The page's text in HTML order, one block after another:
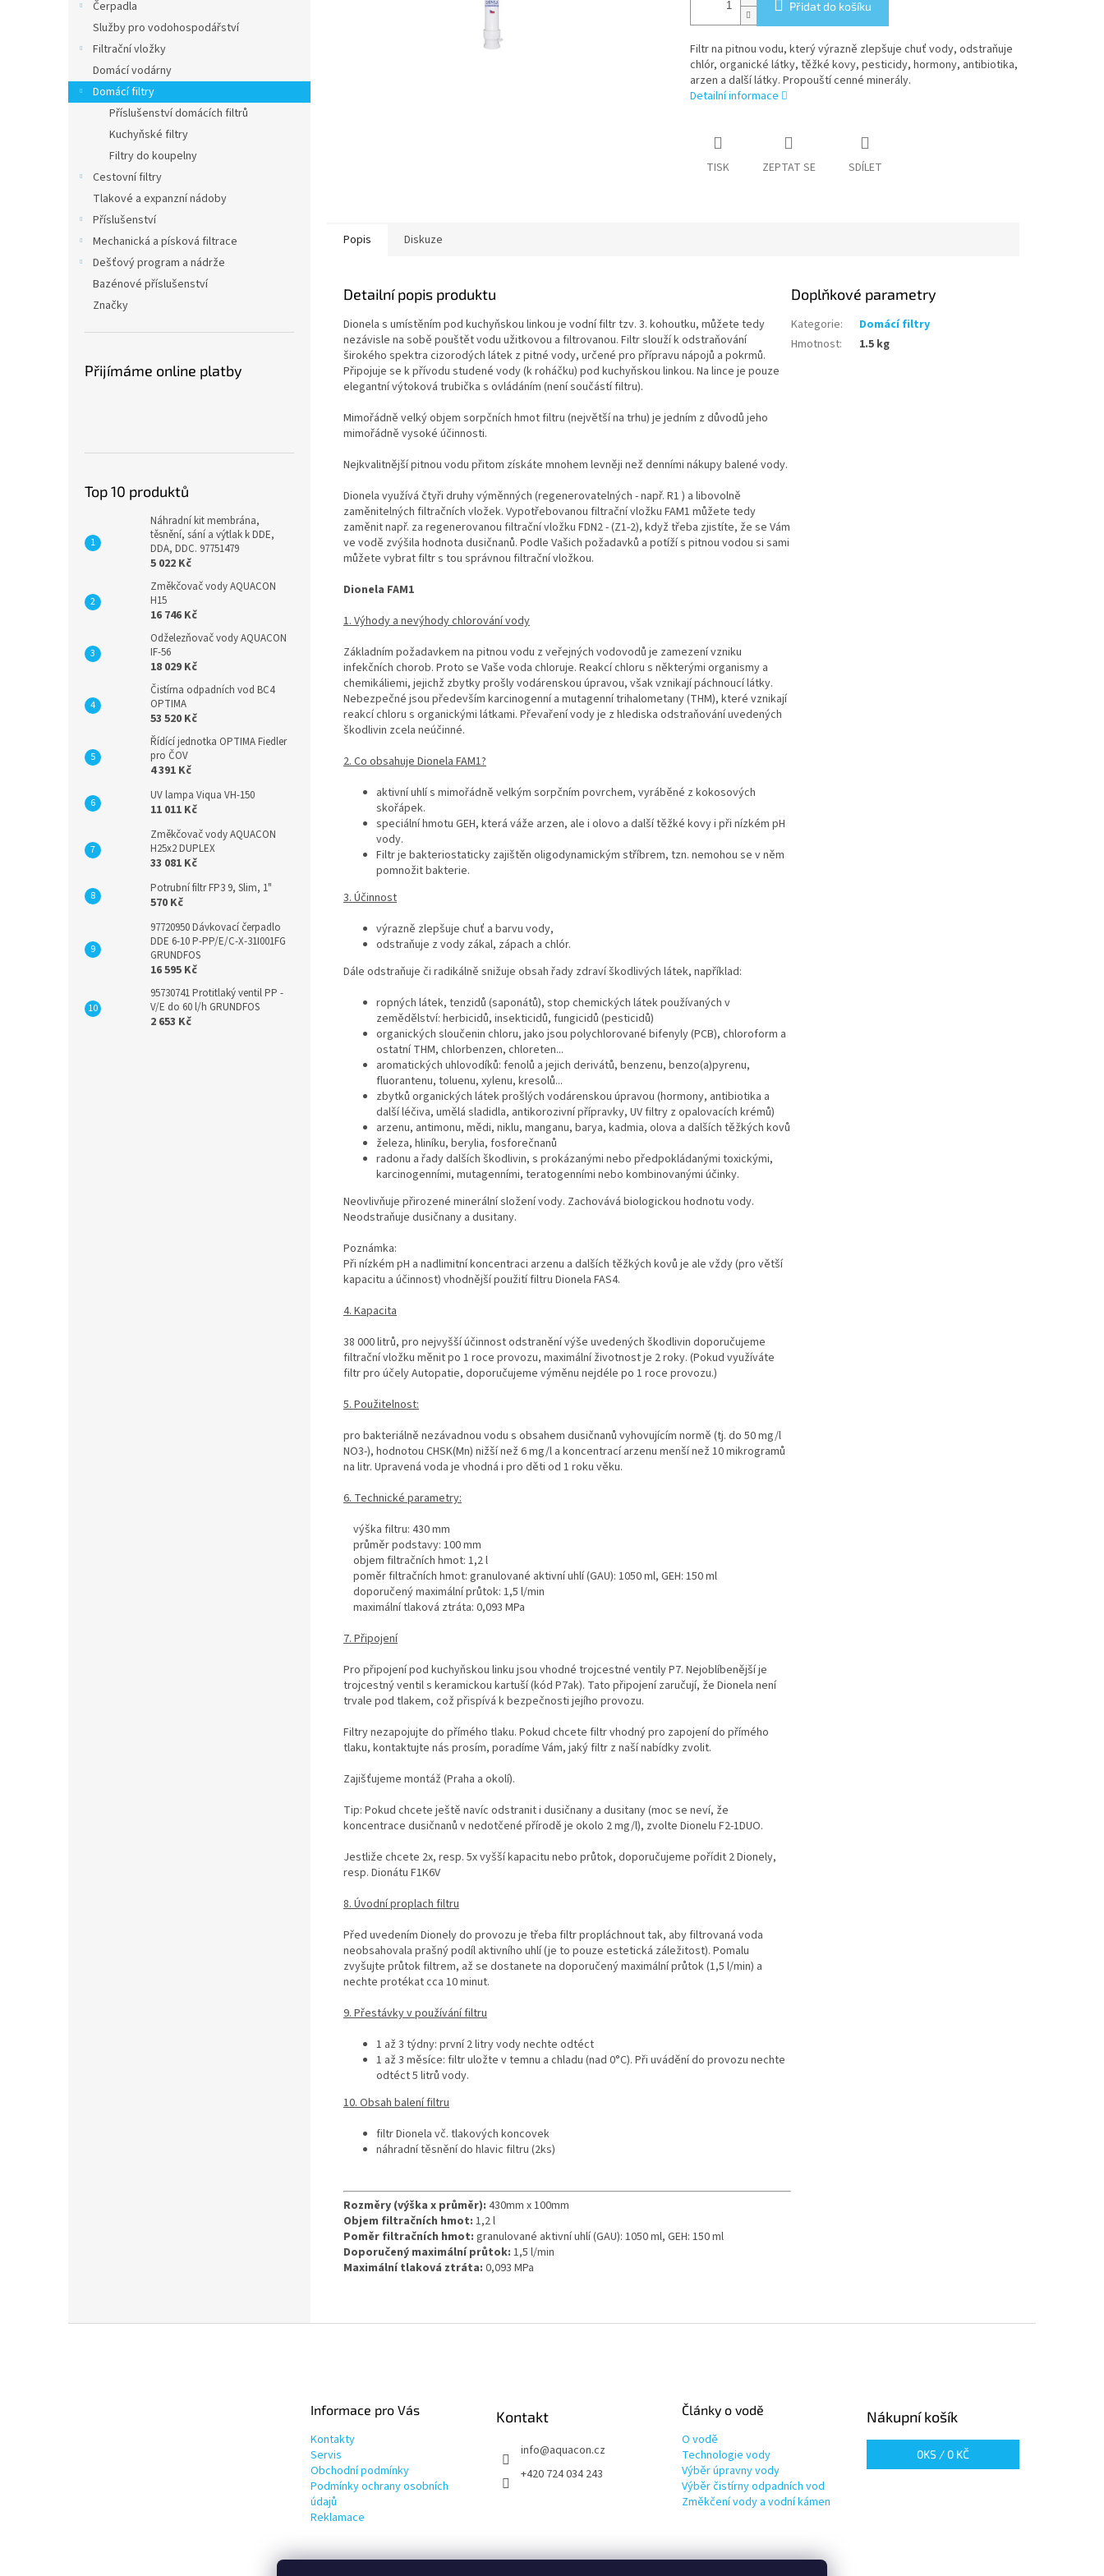
Čerpadla
Služby pro vodohospodářství
Filtrační vložky
Domácí vodárny
Domácí filtry
Příslušenství domácích filtrů
Kuchyňské filtry
Filtry do koupelny
Cestovní filtry
Tlakové a expanzní nádoby
Příslušenství
Mechanická a písková filtrace
Dešťový program a nádrže
Bazénové příslušenství
Značky
Přijímáme online platby
Top 10 produktů
Náhradní kit membrána,
těsnění, sání a výtlak k DDE,
DDA, DDC. 97751479
5 022 Kč
Změkčovač vody AQUACON
H15
16 746 Kč
Odželezňovač vody AQUACON
IF-56
18 029 Kč
Čistírna odpadních vod BC4
OPTIMA
53 520 Kč
Řídící jednotka OPTIMA Fiedler
pro ČOV
4 391 Kč
UV lampa Viqua VH-150
11 011 Kč
Změkčovač vody AQUACON
H25x2 DUPLEX
33 081 Kč
Potrubní filtr FP3 9, Slim, 1"
570 Kč
97720950 Dávkovací čerpadlo
DDE 6-10 P-PP/E/C-X-31I001FG
GRUNDFOS
16 595 Kč
95730741 Protitlaký ventil PP -
V/E do 60 l/h GRUNDFOS
2 653 Kč
Přidat do košíku
Filtr na pitnou vodu, který výrazně zlepšuje chuť vody, odstraňuje
chlór, organické látky, těžké kovy, pesticidy, hormony, antibiotika,
arzen a další látky. Propouští cenné minerály.
Detailní informace
TISK ZEPTAT SE SDÍLET
Popis Diskuze
Detailní popis produktu
Dionela s umístěním pod kuchyňskou linkou je vodní filtr tzv. 3. kohoutku, můžete tedy
nezávisle na sobě pouštět vodu užitkovou a filtrovanou. Filtr slouží k odstraňování
širokého spektra cizorodých látek z pitné vody, určené pro přípravu nápojů a pokrmů.
Připojuje se k přívodu studené vody (k roháčku) pod kuchyňskou linkou. Na lince je pouze
elegantní výtoková trubička s ovládáním (není součástí filtru).
Mimořádně velký objem sorpčních hmot filtru (největší na trhu) je jedním z důvodů jeho
mimořádně vysoké účinnosti.
Nejkvalitnější pitnou vodu přitom získáte mnohem levněji než denními nákupy balené vody.
Dionela využívá čtyři druhy výměnných (regenerovatelných - např. R1 ) a libovolně
zaměnitelných filtračních vložek. Vypotřebovanou filtrační vložku FAM1 můžete tedy
zaměnit např. za regenerovanou filtrační vložku FDN2 - (Z1-2), když třeba zjistíte, že se Vám
ve vodě zvýšila hodnota dusičnanů. Podle Vašich požadavků a potíží s pitnou vodou si sami
můžete vybrat filtr s tou správnou filtrační vložkou.
Dionela FAM1
1. Výhody a nevýhody chlorování vody
Základním požadavkem na pitnou vodu z veřejných vodovodů je zamezení vzniku
infekčních chorob. Proto se Vaše voda chloruje. Reakcí chloru s některými organismy a
chemikáliemi, jejichž zbytky prošly vodárenskou úpravou, však vznikají páchnoucí látky.
Nebezpečné jsou především karcinogenní a mutagenní trihalometany (THM), které vznikají
reakcí chloru s organickými látkami. Převaření vody je z hlediska odstraňování uvedených
škodlivin zcela neúčinné.
2. Co obsahuje Dionela FAM1?
aktivní uhlí s mimořádně velkým sorpčním povrchem, vyráběné z kokosových
skořápek.
speciální hmotu GEH, která váže arzen, ale i olovo a další těžké kovy i při nízkém pH
vody.
Filtr je bakteriostaticky zajištěn oligodynamickým stříbrem, tzn. nemohou se v něm
pomnožit bakterie.
3. Účinnost
výrazně zlepšuje chuť a barvu vody,
odstraňuje z vody zákal, zápach a chlór.
Dále odstraňuje či radikálně snižuje obsah řady zdraví škodlivých látek, například:
ropných látek, tenzidů (saponátů), stop chemických látek používaných v
zemědělství: herbicidů, insekticidů, fungicidů (pesticidů)
organických sloučenin chloru, jako jsou polychlorované bifenyly (PCB), chloroform a
ostatní THM, chlorbenzen, chloreten...
aromatických uhlovodíků: fenolů a jejich derivátů, benzenu, benzo(a)pyrenu,
fluorantenu, toluenu, xylenu, kresolů...
zbytků organických látek prošlých vodárenskou úpravou (hormony, antibiotika a
další léčiva, umělá sladidla, antikorozivní přípravky, UV filtry z opalovacích krémů)
arzenu, antimonu, mědi, niklu, manganu, barya, kadmia, olova a dalších těžkých kovů
železa, hliníku, berylia, fosforečnanů
radonu a řady dalších škodlivin, s prokázanými nebo předpokládanými toxickými,
karcinogenními, mutagenními, teratogenními nebo kombinovanými účinky.
Neovlivňuje přirozené minerální složení vody. Zachovává biologickou hodnotu vody.
Neodstraňuje dusičnany a dusitany.
Poznámka:
Při nízkém pH a nadlimitní koncentraci arzenu a dalších těžkých kovů je ale vždy (pro větší
kapacitu a účinnost) vhodnější použití filtru Dionela FAS4.
4. Kapacita
38 000 litrů, pro nejvyšší účinnost odstranění výše uvedených škodlivin doporučujeme
filtrační vložku měnit po 1 roce provozu, maximální životnost je 2 roky. (Pokud využíváte
filtr pro účely Autopatie, doporučujeme výměnu nejdéle po 1 roce provozu.)
5. Použitelnost:
pro bakteriálně nezávadnou vodu s obsahem dusičnanů vyhovujícím normě (tj. do 50 mg/l
NO3-), hodnotou CHSK(Mn) nižší než 6 mg/l a koncentrací arzenu menší než 10 mikrogramů
na litr. Upravená voda je vhodná i pro děti od 1 roku věku.
6. Technické parametry:
výška filtru: 430 mm
průměr podstavy: 100 mm
objem filtračních hmot: 1,2 l
poměr filtračních hmot: granulované aktivní uhlí (GAU): 1050 ml, GEH: 150 ml
doporučený maximální průtok: 1,5 l/min
maximální tlaková ztráta: 0,093 MPa
7. Připojení
Pro připojení pod kuchyňskou linku jsou vhodné trojcestné ventily P7. Nejoblíbenější je
trojcestný ventil s keramickou kartuší (kód P7ak). Tato připojení zaručují, že Dionela není
trvale pod tlakem, což přispívá k bezpečnosti jejího provozu.
Filtry nezapojujte do přímého tlaku. Pokud chcete filtr vhodný pro zapojení do přímého
tlaku, kontaktujte nás prosím, poradíme Vám, jaký filtr z naší nabídky zvolit.
Zajišťujeme montáž (Praha a okolí).
Tip: Pokud chcete ještě navíc odstranit i dusičnany a dusitany (moc se neví, že
koncentrace dusičnanů v nedotčené přírodě je okolo 2 mg/l), zvolte Dionelu F2-1DUO.
Jestliže chcete 2x, resp. 5x vyšší kapacitu nebo průtok, doporučujeme pořídit 2 Dionely,
resp. Dionátu F1K6V
8. Úvodní proplach filtru
Před uvedením Dionely do provozu je třeba filtr propláchnout tak, aby filtrovaná voda
neobsahovala prašný podíl aktivního uhlí (je to pouze estetická záležitost). Pomalu
zvyšujte průtok filtrem, až se dostanete na doporučený maximální průtok (1,5 l/min) a
nechte protékat cca 10 minut.
9. Přestávky v používání filtru
1 až 3 týdny: první 2 litry vody nechte odtéct
1 až 3 měsíce: filtr uložte v temnu a chladu (nad 0°C). Při uvádění do provozu nechte
odtéct 5 litrů vody.
10. Obsah balení filtru
filtr Dionela vč. tlakových koncovek
náhradní těsnění do hlavic filtru (2ks)
Rozměry (výška x průměr): 430mm x 100mm
Objem filtračních hmot: 1,2 l
Poměr filtračních hmot: granulované aktivní uhlí (GAU): 1050 ml, GEH: 150 ml
Doporučený maximální průtok: 1,5 l/min
Maximální tlaková ztráta: 0,093 MPa
Doplňkové parametry
Kategorie:
Domácí filtry
Hmotnost: 1.5 kg
Informace pro Vás
Kontakty
Servis
Obchodní podmínky
Podmínky ochrany osobních
údajů
Reklamace
Kontakt
info@aquacon.cz
+420 724 034 243
Články o vodě
O vodě
Technologie vody
Výběr úpravny vody
Výběr čistírny odpadních vod
Změkčení vody a vodní kámen
Nákupní košík
0KS / 0 KČ